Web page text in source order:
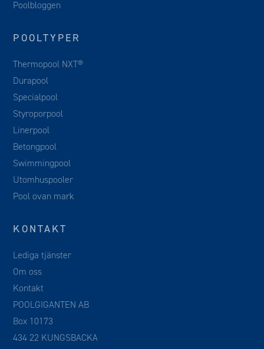
Poolbloggen
POOLTYPER
Thermopool NXT®
Durapool
Specialpool
Styroporpool
Linerpool
Betongpool
Swimmingpool
Utomhuspooler
Pool ovan mark
KONTAKT
Lediga tjänster
Om oss
Kontakt
POOLGIGANTEN AB
Box 10173
434 22 KUNGSBACKA